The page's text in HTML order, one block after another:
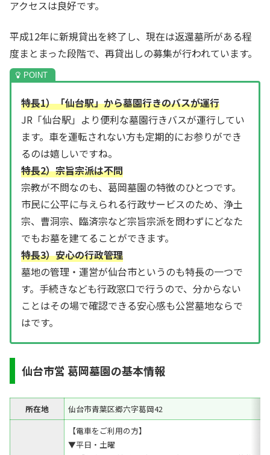
アクセスは良好です。
平成12年に新規貸出を終了し、現在は返還墓所がある程
度まとまった段階で、再貸出しの募集が行われています。
特長1）「仙台駅」から墓園行きのバスが運行
JR「仙台駅」より便利な墓園行きバスが運行してい
ます。車を運転されない方も定期的にお参りができ
るのは嬉しいですね。
特長2）宗旨宗派は不問
宗教が不問なのも、葛岡墓園の特徴のひとつです。
市民に公平に与えられる行政サービスのため、浄土
宗、曹洞宗、臨済宗など宗旨宗派を問わずにどなた
でもお墓を建てることができます。
特長3）安心の行政管理
墓地の管理・運営が仙台市というのも特長の一つで
す。手続きなども行政窓口で行うので、分からない
ことはその場で確認できる安心感も公営墓地ならで
はです。
仙台市営 葛岡墓園の基本情報
所在地 仙台市青葉区郷六字葛岡42
【電車をご利用の方】
▼平日・土曜